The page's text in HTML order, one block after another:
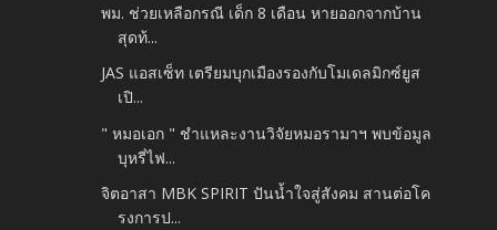
พม. ช่วยเหลือกรณี เด็ก 8 เดือน หายออกจากบ้าน
สุดท้...
JAS แอสเซ็ท เตรียมบุกเมืองรองกับโมเดลมิกซ์ยูส
เปิ...
" หมอเอก " ชำแหละงานวิจัยหมอรามาฯ พบข้อมูล
บุหรี่ไฟ...
จิตอาสา MBK SPIRIT ปันน้ำใจสู่สังคม สานต่อโค
รงการป...